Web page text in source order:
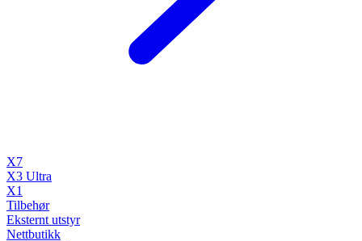
X7
X3 Ultra
X1
Tilbehør
Eksternt utstyr
Nettbutikk